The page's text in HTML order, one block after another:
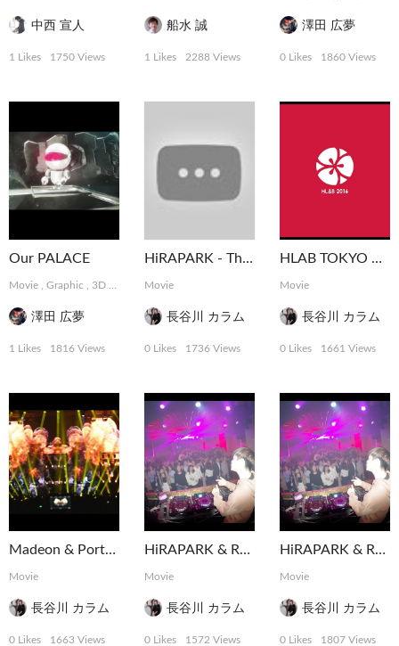
中西 宣人
1 Likes 1750 Views
船水 誠
1 Likes 2288 Views
澤田 広夢
0 Likes 1860 Views
Our PALACE
Movie Graphic 3D MotionGraphics
澤田 広夢
1 Likes 1816 Views
HiRAPARK - The Weekend at ELE TOKYO
Movie
長谷川 カラム
0 Likes 1736 Views
HLAB TOKYO 2016 Ending Movie
Movie
長谷川 カラム
0 Likes 1661 Views
Madeon & Porter Robinson Shelter Tour Tokyo
Movie
長谷川 カラム
0 Likes 1663 Views
HiRAPARK & Rave Republic @ ELE TOKYO
Movie
長谷川 カラム
0 Likes 1572 Views
HiRAPARK & Rave Republic @ ELE TOKYO
Movie
長谷川 カラム
0 Likes 1807 Views